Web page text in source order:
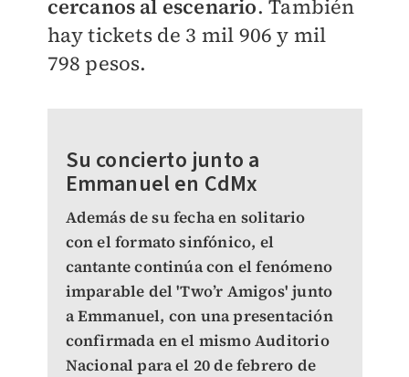
cercanos al escenario. También
hay tickets de 3 mil 906 y mil
798 pesos.
Su concierto junto a
Emmanuel en CdMx
Además de su fecha en solitario
con el formato sinfónico, el
cantante continúa con el fenómeno
imparable del 'Two’r Amigos' junto
a Emmanuel, con una presentación
confirmada en el mismo Auditorio
Nacional para el 20 de febrero de